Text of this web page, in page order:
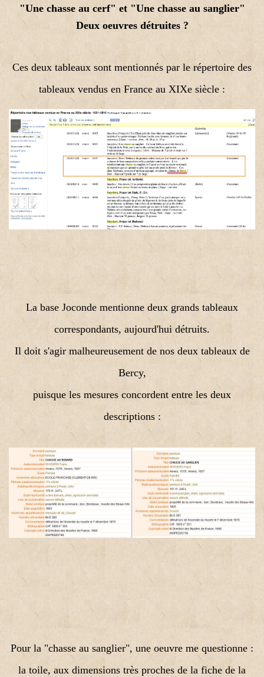
"Une chasse au cerf" et "Une chasse au sanglier"
Deux oeuvres détruites ?
Ces deux tableaux sont mentionnés par le répertoire des
tableaux vendus en France au XIXe siècle :
La base Joconde mentionne deux grands tableaux
correspondants, aujourd'hui détruits.
Il doit s'agir malheureusement de nos deux tableaux de
Bercy,
puisque les mesures concordent entre les deux
descriptions :
Pour la "chasse au sanglier", une oeuvre me questionne :
la toile, aux dimensions très proches de la fiche de la